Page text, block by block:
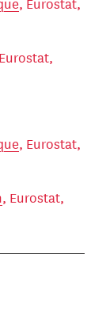
, Eurostat,
, Eurostat,